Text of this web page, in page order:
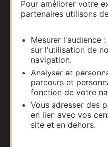
Pour améliorer votre
partenaires utilisons
Mesurer l'audience
sur l'utilisation de
navigation.
Analyser et
parcours et
fonction de votre
Vous adresser des
en lien avec vos
site et en dehors.
Nous contacter
Carte interactive
Documentation